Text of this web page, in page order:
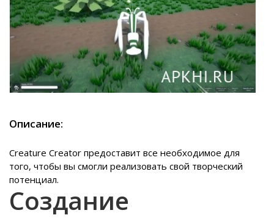
Описание:
Creature Creator предоставит все необходимое для
того, чтобы вы смогли реализовать свой творческий
потенциал.
Создание